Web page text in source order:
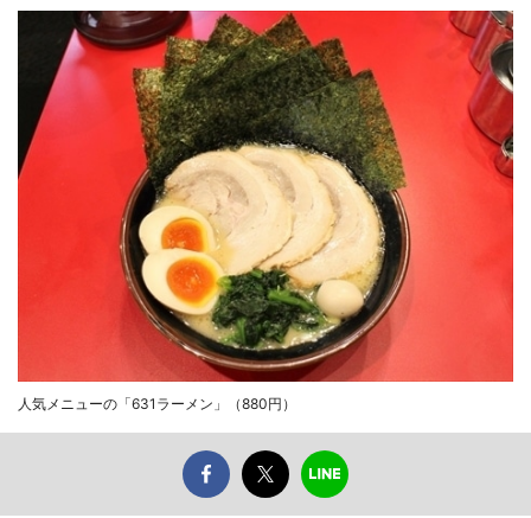
人気メニューの「631ラーメン」（880円）